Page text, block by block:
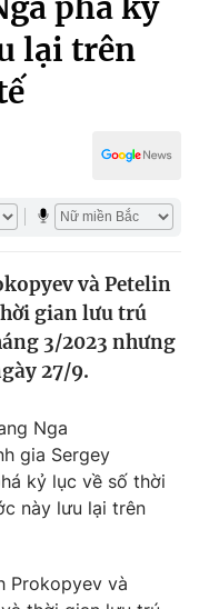
lại trên
và Petelin
gian lưu trú
3/2023 nhưng
27/9.
Nga
gia Sergey
kỷ lục về số thời
này lưu lại trên
Prokopyev và